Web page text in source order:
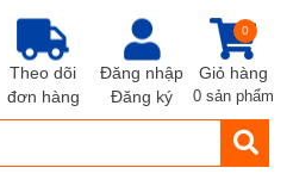
Đăng nhập
Đăng ký
Giỏ hàng
0
0 sản phẩm
Theo dõi
đơn hàng